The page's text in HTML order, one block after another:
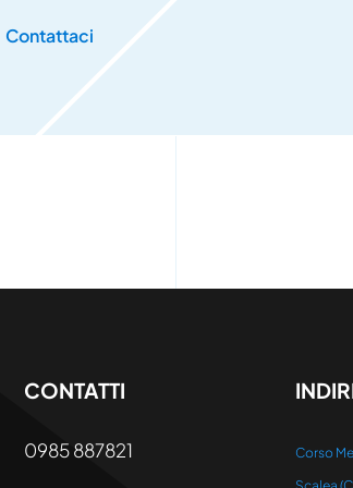
Contattaci
CONTATTI
0985 887821
Corso